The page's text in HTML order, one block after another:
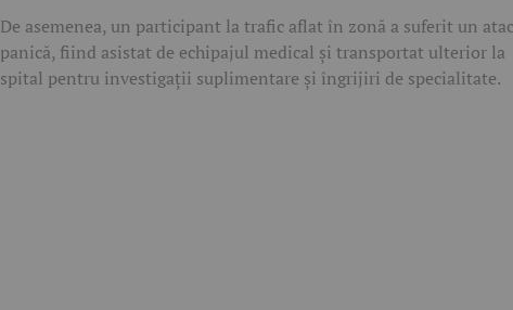
De asemenea, un participant la trafic aflat în zonă a suferit un
panică, fiind asistat de echipajul medical și transportat ulterior la
spital pentru investigații suplimentare și îngrijiri de specialitate.